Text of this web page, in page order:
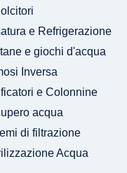
e Refrigerazione
e giochi d'acqua
Inversa
e Colonnine
acqua
di filtrazione
Acqua